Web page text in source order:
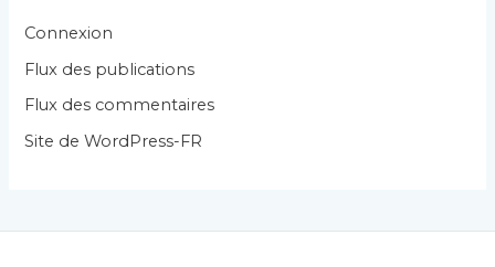
r
i
e
Connexion
Flux des publications
Flux des commentaires
Site de WordPress-FR